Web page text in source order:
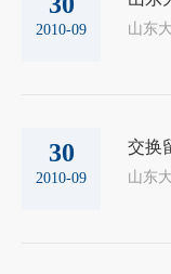
2010-09
30
2010-09
交换
山东